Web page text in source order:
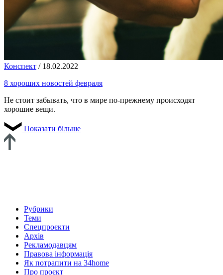
Конспект / 18.02.2022
8 хороших новостей февраля
Не стоит забывать, что в мире по-прежнему происходят
хорошие вещи.
Показати більше
Рубрики
Теми
Спецпроєкти
Архів
Рекламодавцям
Правова інформація
Як потрапити на 34home
Про проєкт